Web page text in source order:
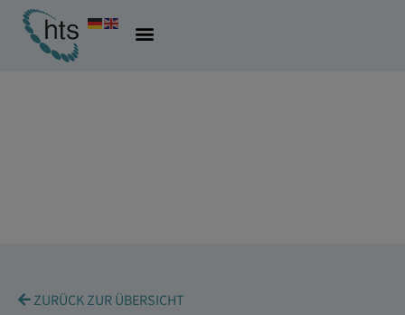
ZURÜCK ZUR ÜBERSICHT